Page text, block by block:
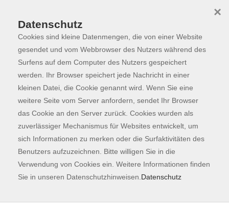
Skip to main content
Programm
Der Kurs konnte nicht gefunden werden.
Kontaktformular
Impressum
AGB
Datenschutzerklärung
Datenschutz
Cookies sind kleine Datenmengen, die von einer Website
gesendet und vom Webbrowser des Nutzers während des
Surfens auf dem Computer des Nutzers gespeichert
werden. Ihr Browser speichert jede Nachricht in einer
kleinen Datei, die Cookie genannt wird. Wenn Sie eine
weitere Seite vom Server anfordern, sendet Ihr Browser
das Cookie an den Server zurück. Cookies wurden als
zuverlässiger Mechanismus für Websites entwickelt, um
sich Informationen zu merken oder die Surfaktivitäten des
Benutzers aufzuzeichnen. Bitte willigen Sie in die
Verwendung von Cookies ein. Weitere Informationen finden
Sie in unseren Datenschutzhinweisen. Datenschutz
×